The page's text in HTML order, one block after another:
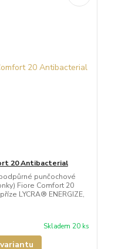
20 Antibacterial
punčochové
Fiore Comfort 20
LYCRA® ENERGIZE,
Skladem 20 ks